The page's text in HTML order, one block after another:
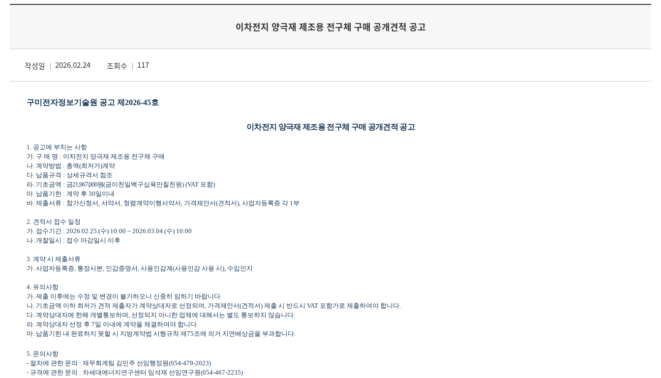
이차전지 양극재 제조용 전구체 구매 공개견적 공고
작성일 2026.02.24 조회수 117
구미전자정보기술원 공고 제 2026-45호
이차전지 양극재 제조용 전구체 구매 공개견적 공고
1. 공고에 부치는 사항
가 구 매 명 : 이차전지 양극재 제조용 전구체 구매
나 계약방법 : 총액(최저가)계약
다 납품규격 : 상세규격서 참조
라 기초금액 : 금21,967,000원(금이천일백구십육만칠천원) (VAT 포함)
마 납품기한 : 계약 후 30일이내
바 제출서류 : 참가신청서 서약서 청렴계약이행서약서 가격제안서(견적서), 사업자등록증 각 1 부
2. 견적서 접수 일정
가 접수기간 : 2026.02.25.(수) 10:00 ~ 2026.03.04.(수) 10:00
나 개찰일시 : 접수 마감일시 이후
3. 계약 시 제출서류
가 사업자등록증 통장사본 인감증명서 사용인감계(사용인감 사용 시), 수입인지
4. 유의사항
가 제출 이후에는 수정 및 변경이 불가하오니 신중히 임하기 바랍니다
나 기초금액 이하 최저가 견적 제출자가 계약상대자로 선정되며 가격제안서(견적서) 제출 시 반드시 VAT 포함가로 제출하여야 합니다
다 계약상대자에 한해 개별통보하며 선정되지 아니한 업체에 대해서는 별도 통보하지 않습니다
라 계약상대자 선정 후 7일 이내에 계약을 체결하여야 합니다
마 납품기한 내 완료하지 못할 시 지방계약법 시행규칙 제75조에 의거 지연배상금을 부과합니다
5. 문의사항
- 절차에 관한 문의 : 재무회계팀 김민주 선임행정원(054-479-2023)
- 규격에 관한 문의 : 차세대에너지연구센터 임석재 선임연구원(054-467-2235)